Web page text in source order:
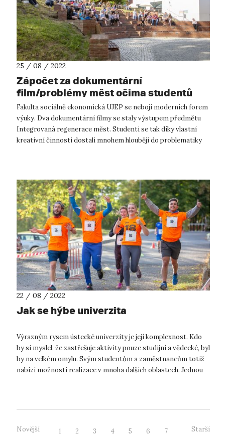
25 / 08 / 2022
Zápočet za dokumentární
film/problémy měst očima studentů
Fakulta sociálně ekonomická UJEP se nebojí moderních forem
výuky. Dva dokumentární filmy se staly výstupem předmětu
Integrovaná regenerace měst. Studenti se tak díky vlastní
kreativní činnosti dostali mnohem hlouběji do problematiky
22 / 08 / 2022
Jak se hýbe univerzita
Výrazným rysem ústecké univerzity je její komplexnost. Kdo
by si myslel, že zastřešuje aktivity pouze studijní a vědecké, byl
by na velkém omylu. Svým studentům a zaměstnancům totiž
nabízí možnosti realizace v mnoha dalších oblastech. Jednou
Novější 1 2 3 4 5 6
7
Starší